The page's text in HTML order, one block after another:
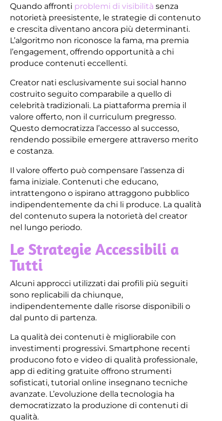
Quando affronti problemi di visibilità senza
notorietà preesistente, le strategie di contenuto
e crescita diventano ancora più determinanti.
L’algoritmo non riconosce la fama, ma premia
l’engagement, offrendo opportunità a chi
produce contenuti eccellenti.
Creator nati esclusivamente sui social hanno
costruito seguito comparabile a quello di
celebrità tradizionali. La piattaforma premia il
valore offerto, non il curriculum pregresso.
Questo democratizza l’accesso al successo,
rendendo possibile emergere attraverso merito
e costanza.
Il valore offerto può compensare l’assenza di
fama iniziale. Contenuti che educano,
intrattengono o ispirano attraggono pubblico
indipendentemente da chi li produce. La qualità
del contenuto supera la notorietà del creator
nel lungo periodo.
Le Strategie Accessibili a
Tutti
Alcuni approcci utilizzati dai profili più seguiti
sono replicabili da chiunque,
indipendentemente dalle risorse disponibili o
dal punto di partenza.
La qualità dei contenuti è migliorabile con
investimenti progressivi. Smartphone recenti
producono foto e video di qualità professionale,
app di editing gratuite offrono strumenti
sofisticati, tutorial online insegnano tecniche
avanzate. L’evoluzione della tecnologia ha
democratizzato la produzione di contenuti di
qualità.